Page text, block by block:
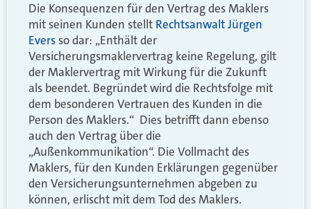
Die Konsequenzen für den Vertrag des Maklers
mit seinen Kunden stellt Rechtsanwalt Jürgen
Evers so dar: „Enthält der
Versicherungsmaklervertrag keine Regelung, gilt
der Maklervertrag mit Wirkung für die Zukunft
als beendet. Begründet wird die Rechtsfolge mit
dem besonderen Vertrauen des Kunden in die
Person des Maklers.“ Dies betrifft dann ebenso
auch den Vertrag über die
„Außenkommunikation“. Die Vollmacht des
Maklers, für den Kunden Erklärungen gegenüber
den Versicherungsunternehmen abgeben zu
können, erlischt mit dem Tod des Maklers.